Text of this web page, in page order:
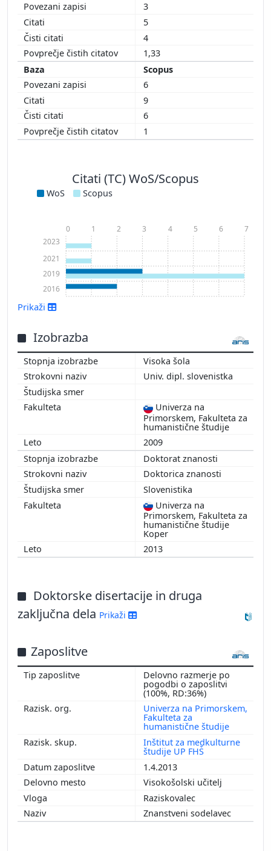
3
5
4
1,33
Scopus
6
9
6
1
Citati (TC) WoS/Scopus
WoS Scopus
2016
2019
2021
2023
0 1 2 3 4 5 6 7
Prikaži več
Prikaži
Izobrazba
Visoka šola
Univ. dipl. slovenistka
Univerza na
Primorskem, Fakulteta za
humanistične študije
2009
Doktorat znanosti
Doktorica znanosti
Slovenistika
Univerza na
Primorskem, Fakulteta za
humanistične študije
Koper
2013
Doktorske disertacije in druga
zaključna dela Prikaži
Zaposlitve
Delovno razmerje po
pogodbi o zaposlitvi
(100%, RD:36%)
Univerza na Primorskem,
Fakulteta za
humanistične študije
Inštitut za medkulturne
študije UP FHŠ
1.4.2013
Visokošolski učitelj
Raziskovalec
Znanstveni sodelavec